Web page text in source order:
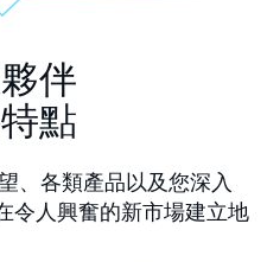
伴
點
、各類產品以及您深入
令人興奮的新市場建立地